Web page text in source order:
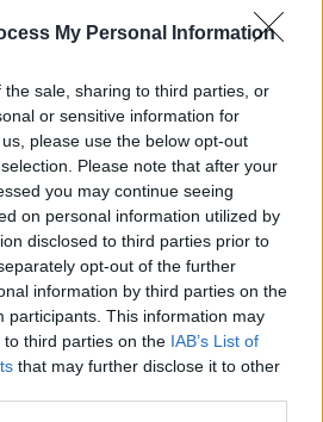
My Personal Information
sale, sharing to third parties, or
or sensitive information for
please use the below opt-out
Please note that after your
you may continue seeing
on personal information utilized by
disclosed to third parties prior to
opt-out of the further
information by third parties on the
participants. This information may
third parties on the IAB’s List of
that may further disclose it to other
σχετικών
ανηλίκων.
πρόκειται να σταλεί στο
Εγκληματολογικών
έλεγχο.
της αυτόφωρης διαδικασίας,
αρμόδια εισαγγελική αρχή